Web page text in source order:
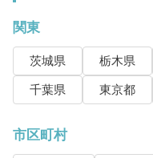
関東
茨城県 栃木県
千葉県
東京都
市区町村